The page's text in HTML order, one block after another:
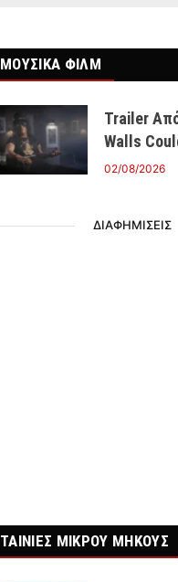
ΜΟΥΣΙΚΑ ΦΙΛΜ
Trailer
Walls
02/08/2026
ΔΙΑΦΗΜΙΣΕΙΣ
ΤΑΙΝΙΕΣ ΜΙΚΡΟΥ ΜΗΚΟΥΣ